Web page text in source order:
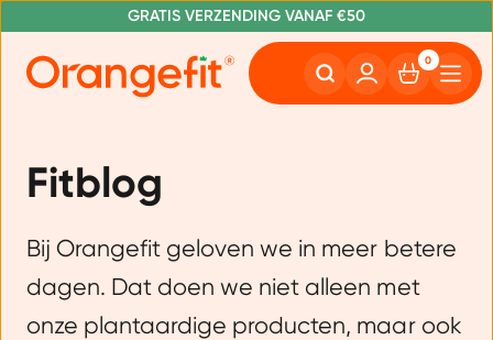
NR. 1 GETEST CONSUMENTENBOND
GRATIS VERZENDING VANAF €50
0
Fitblog
Bij Orangefit geloven we in meer betere
dagen. Dat doen we niet alleen met
onze plantaardige producten, maar ook